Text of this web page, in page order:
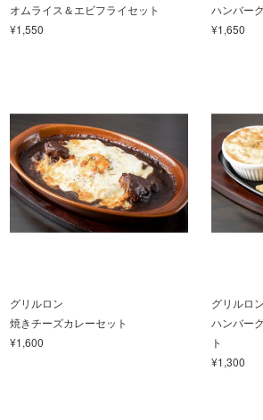
オムライス＆エビフライセット
¥1,550
ハンバー
¥1,650
グリルロン
焼きチーズカレーセット
¥1,600
グリルロン
ハンバー
ト
¥1,300